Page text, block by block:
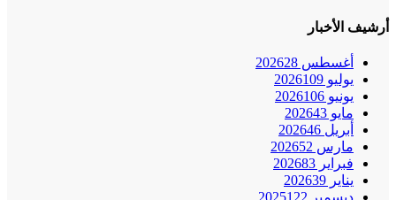
أرشيف الأخبار
أغسطس 2026 28
يوليو 2026 109
يونيو 2026 106
مايو 2026 43
أبريل 2026 46
مارس 2026 52
فبراير 2026 83
يناير 2026 39